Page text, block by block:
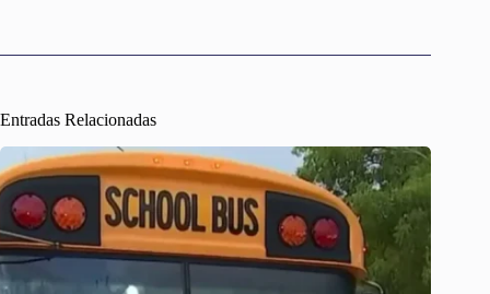
Entradas Relacionadas